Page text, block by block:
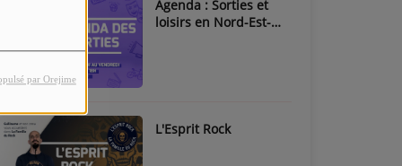
par Orejime
Agenda : Sorties et
loisirs en Nord-Est-
L'Esprit Rock